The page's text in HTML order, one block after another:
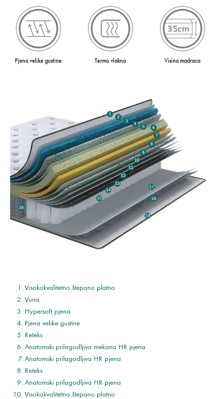
Pjena velike gustine Termo vlakna Visina madraca
Visokokvalitetno štepano platno
Vuna
Hypersoft pjena
Pjena velike gustine
Reteks
Anatomski prilagodljiva mekana HR pjena
Anatomski prilagodljiva HR pjena
Reteks
Anatomski prilagodljiva HR pjena
Visokokvalitetno štepano platno